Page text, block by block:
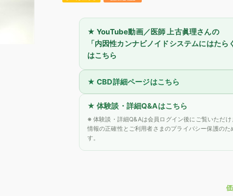
★ YouTube動画／医師 上古眞理さんの
「内因性カンナビノイドシステムにはたら
はこちら
★ CBD詳細ページはこちら
★ 体験談・詳細Q&Aはこちら
※ 体験談・詳細Q&Aは会員ログイン後にご覧いただけ
情報の正確性とご利用者さまのプライバシー保護のた
す。